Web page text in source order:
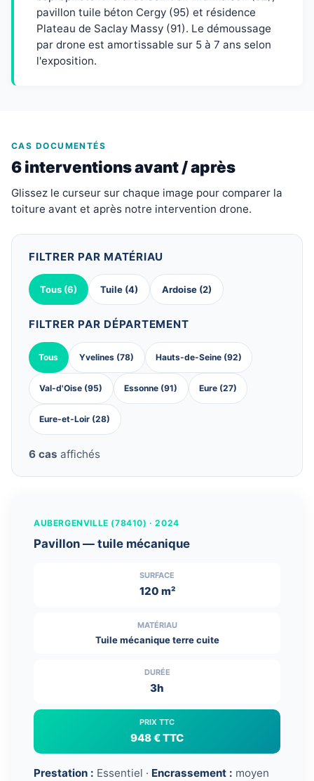
pavillon tuile béton Cergy (95) et résidence
Plateau de Saclay Massy (91). Le démoussage
par drone est amortissable sur 5 à 7 ans selon
l'exposition.
CAS DOCUMENTÉS
6 interventions avant / après
Glissez le curseur sur chaque image pour comparer la
toiture avant et après notre intervention drone.
FILTRER PAR MATÉRIAU
Tous (6) Tuile (4) Ardoise (2)
FILTRER PAR DÉPARTEMENT
Tous Yvelines (78) Hauts-de-Seine (92)
Val-d'Oise (95) Essonne (91) Eure (27)
Eure-et-Loir (28)
6 cas affichés
AUBERGENVILLE (78410) · 2024
Pavillon — tuile mécanique
SURFACE
120 m²
MATÉRIAU
Tuile mécanique terre cuite
DURÉE
3h
PRIX TTC
948 € TTC
Prestation : Essentiel · Encrassement : moyen